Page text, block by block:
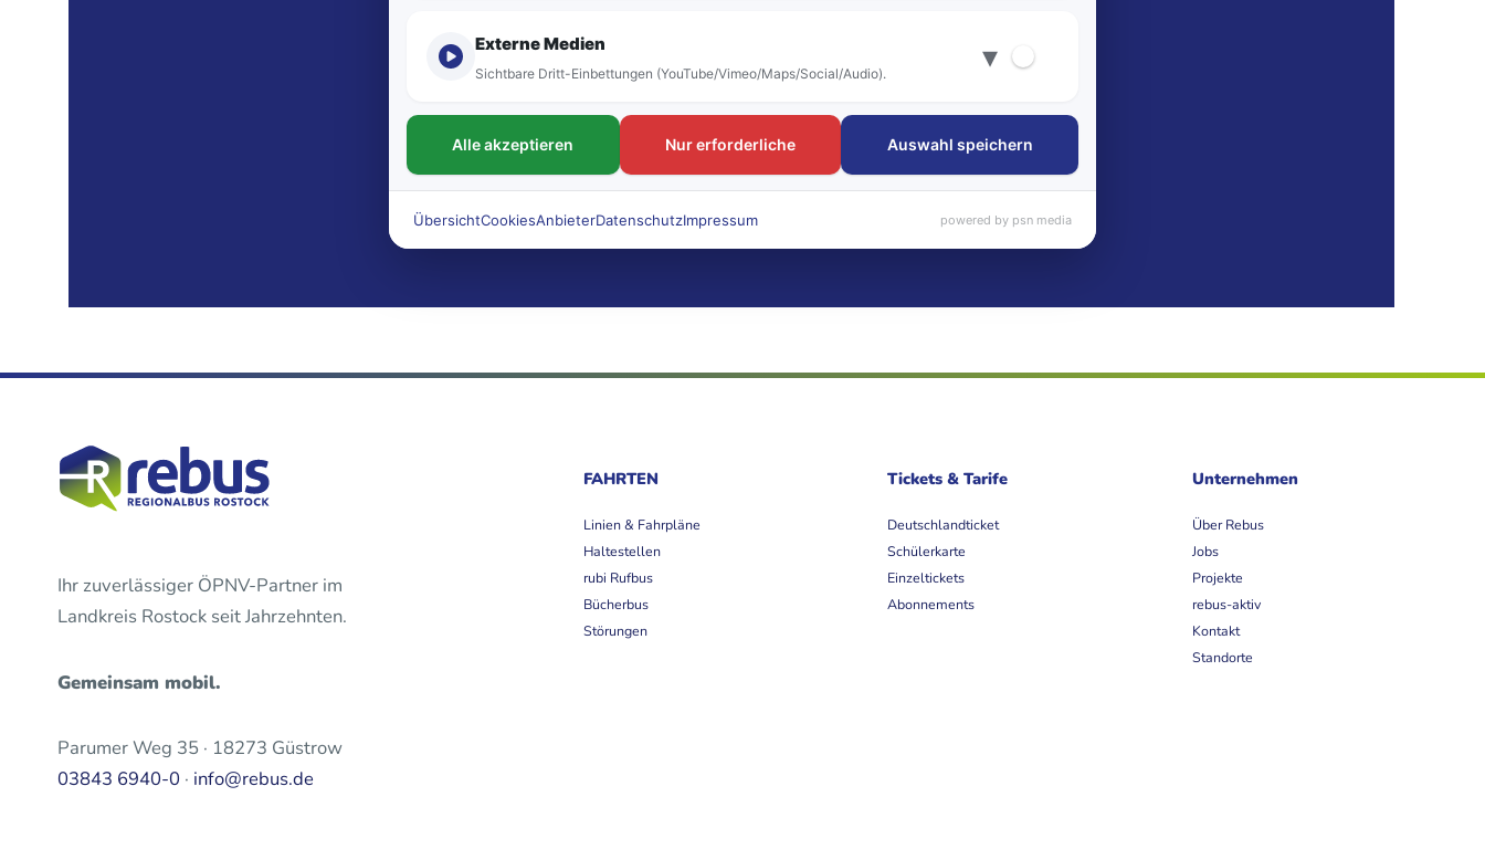
Ihr zuverlässiger ÖPNV-Partner im
Landkreis Rostock seit Jahrzehnten.
Gemeinsam mobil.
Parumer Weg 35 · 18273 Güstrow
03843 6940-0 · info@rebus.de
FAHRTEN
Linien & Fahrpläne
Haltestellen
rubi Rufbus
Bücherbus
Störungen
Tickets & Tarife
Deutschlandticket
Schülerkarte
Einzeltickets
Abonnements
Unternehmen
Über Rebus
Jobs
Projekte
rebus-aktiv
Kontakt
Standorte
Externe Medien
Sichtbare Dritt-Einbettungen (YouTube/Vimeo/Maps/Social/Audio). ▾
Alle akzeptieren Nur erforderliche Auswahl speichern
ÜbersichtCookiesAnbieterDatenschutzImpressum powered by psn media